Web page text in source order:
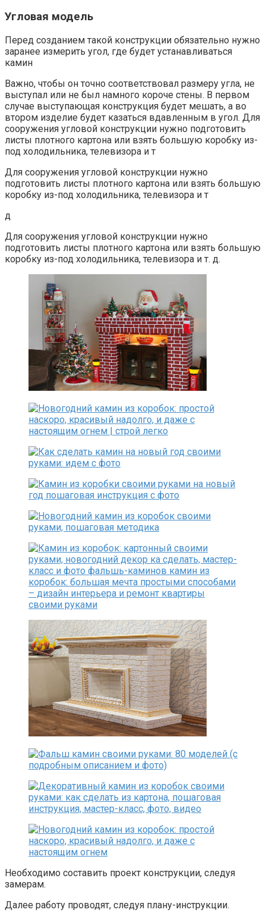
Угловая модель
Перед созданием такой конструкции обязательно нужно
заранее измерить угол, где будет устанавливаться
камин
Важно, чтобы он точно соответствовал размеру угла, не
выступал или не был намного короче стены. В первом
случае выступающая конструкция будет мешать, а во
втором изделие будет казаться вдавленным в угол. Для
сооружения угловой конструкции нужно подготовить
листы плотного картона или взять большую коробку из-
под холодильника, телевизора и т
Для сооружения угловой конструкции нужно
подготовить листы плотного картона или взять большую
коробку из-под холодильника, телевизора и т
д
Для сооружения угловой конструкции нужно
подготовить листы плотного картона или взять большую
коробку из-под холодильника, телевизора и т. д.
Необходимо составить проект конструкции, следуя
замерам.
Далее работу проводят, следуя плану-инструкции.